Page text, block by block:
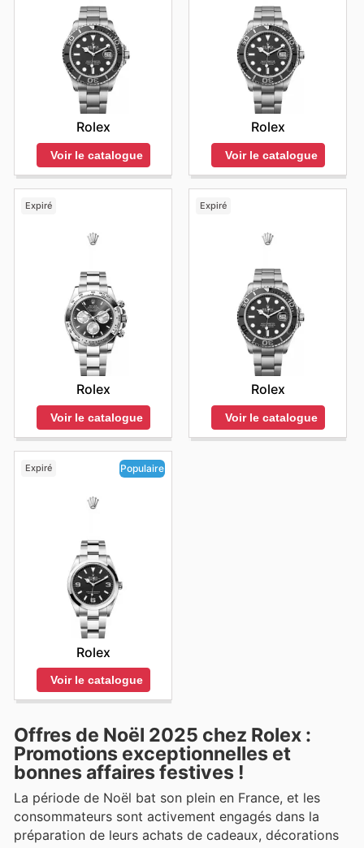
Rolex
Voir le catalogue
Rolex
Voir le catalogue
Expiré
Rolex
Voir le catalogue
Expiré
Rolex
Voir le catalogue
Expiré Populaire
Rolex
Voir le catalogue
Offres de Noël 2025 chez Rolex :
Promotions exceptionnelles et
bonnes affaires festives !
La période de Noël bat son plein en France, et les
consommateurs sont activement engagés dans la
préparation de leurs achats de cadeaux, décorations